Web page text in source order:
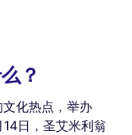
？
化热点，举办
日，圣艾米利翁